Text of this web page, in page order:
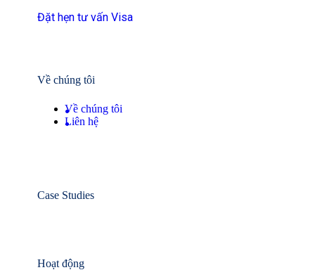
Đặt hẹn tư vấn Visa
Về chúng tôi
Về chúng tôi
Liên hệ
Case Studies
Hoạt động